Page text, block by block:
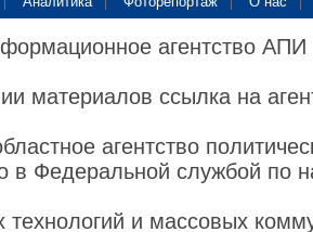
агентство
материалов ссылка на
агентство
в Федеральной службой по
и массовых